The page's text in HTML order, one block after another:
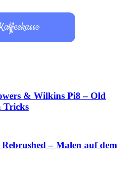
& Wilkins Pi8 – Old
Tricks
– Malen auf dem